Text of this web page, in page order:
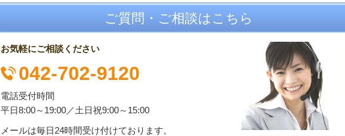
ご質問・ご相談はこちら
お気軽にご相談ください
042-702-9120
電話受付時間
平日8:00～19:00／土日祝9:00～15:00
メールは毎日24時間受け付けております。